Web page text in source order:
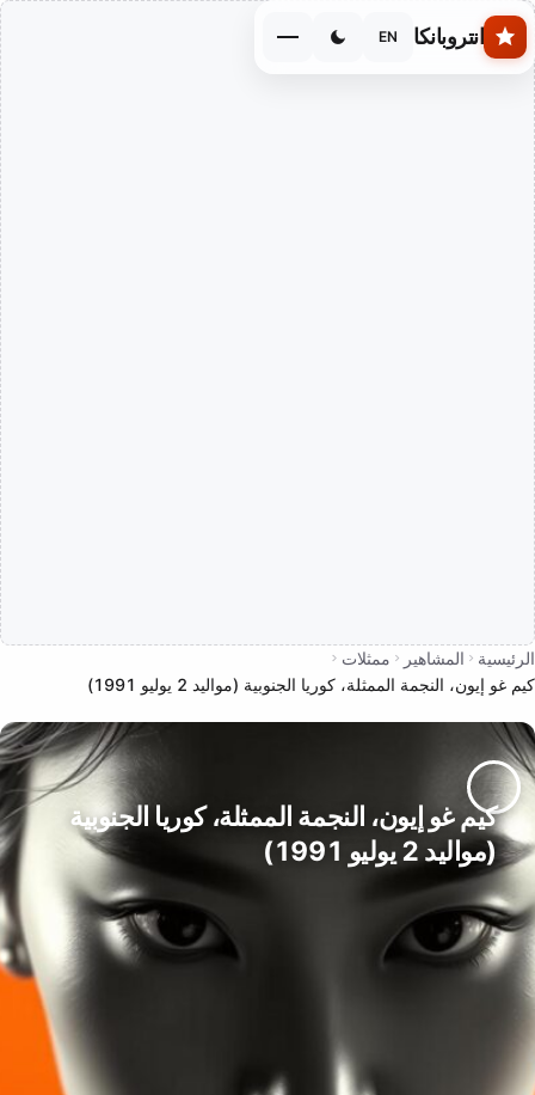
Skip to main content
انتروبانكا EN
الرئيسية المشاهير
ممثلات
كيم غو إيون، النجمة الممثلة، كوريا الجنوبية (مواليد 2 يوليو 1991)
كيم غو إيون، النجمة الممثلة، كوريا الجنوبية
(مواليد 2 يوليو 1991)